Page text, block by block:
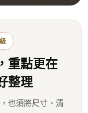
重點更在
整理
也須將尺寸、清